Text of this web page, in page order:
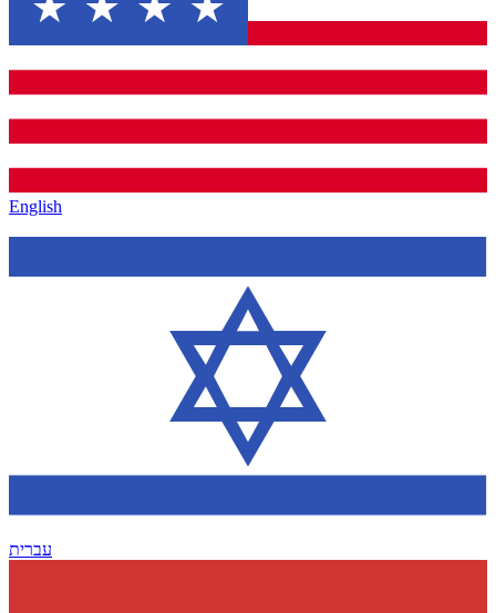
English
עברית